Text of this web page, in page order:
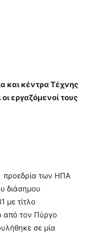
και κέντρα Τέχνης
εργαζόμενοί τους
προεδρία των ΗΠΑ
διάσημου
με τίτλο
από τον Πύργο
σε μία